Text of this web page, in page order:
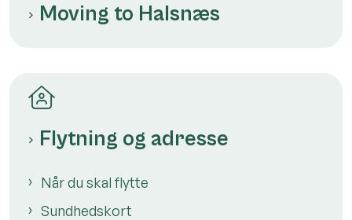
Moving to Halsnæs
Flytning og adresse
Når du skal flytte
Sundhedskort